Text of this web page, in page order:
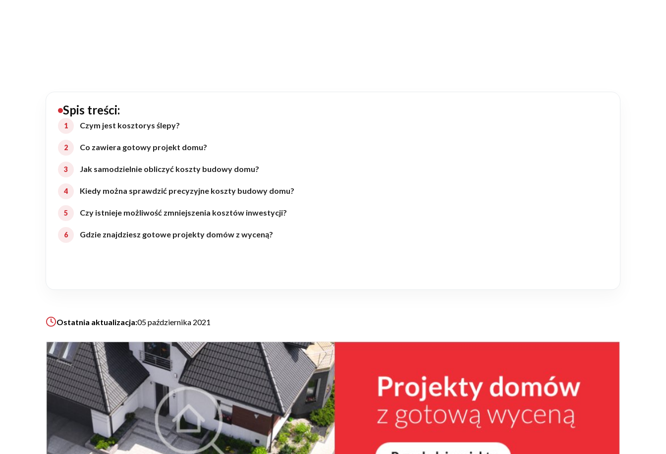
Rezydencje
Rozbudowa
Remonty
Budynki biurowe
Realizacje
Ogrody
KALKULATOR BUDOWY
BLOG
Spis treści:
Czym jest kosztorys ślepy?
Co zawiera gotowy projekt domu?
Jak samodzielnie obliczyć koszty budowy domu?
Kiedy można sprawdzić precyzyjne koszty budowy domu?
Czy istnieje możliwość zmniejszenia kosztów inwestycji?
Gdzie znajdziesz gotowe projekty domów z wyceną?
Ostatnia aktualizacja:05 października 2021